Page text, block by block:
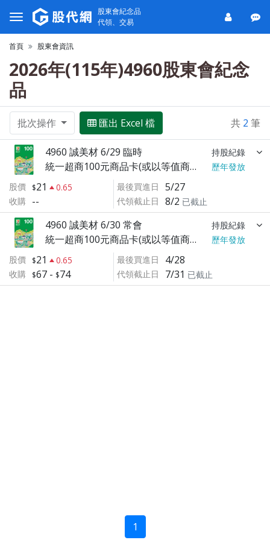
股東會紀念品
代領、交易
首頁 股東會資訊
2026年(115年)4960股東會紀念
品
批次操作 匯出 Excel 檔 共 2 筆
4960 誠美材 6/29 臨時 持股紀錄
統一超商100元商品卡(或以等值商品替代之)
歷年發放
股價
21
0.65
收購 --
最後買進日 5/27
代領截止日 8/2 已截止
4960 誠美材 6/30 常會 持股紀錄
統一超商100元商品卡(或以等值商品替代之)
歷年發放
股價
21
0.65
收購
67 - 74
最後買進日 4/28
代領截止日 7/31 已截止
1